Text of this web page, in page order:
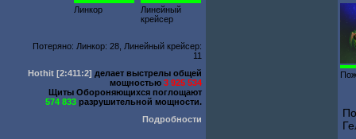
Линкор
Линейный
крейсер
Потеряно: Линкор: 28, Линейный крейсер:
11
Hothit [2:411:2] делает выстрелы общей
мощностью3 925 534
Щиты Обороняющихся поглощают
574 833 разрушительной мощности.
Подробности